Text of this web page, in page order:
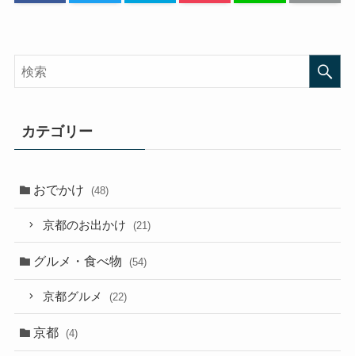
カテゴリー
おでかけ (48)
京都のお出かけ (21)
グルメ・食べ物 (54)
京都グルメ (22)
京都 (4)